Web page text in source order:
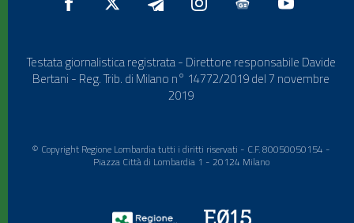
Testata giornalistica registrata - Direttore responsabile Davide
Bertani - Reg. Trib. di Milano n° 14772/2019 del 7 novembre
2019
© Copyright Regione Lombardia tutti i diritti riservati - C.F. 80050050154 -
Piazza Città di Lombardia 1 - 20124 Milano